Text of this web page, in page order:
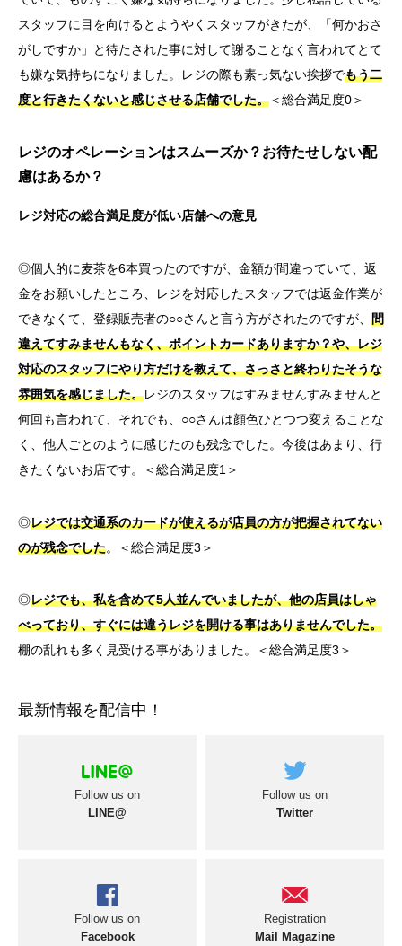
スタッフに目を向けるとようやくスタッフがきたが、「何かおさ
がしですか」と待たされた事に対して謝ることなく言われてとて
も嫌な気持ちになりました。レジの際も素っ気ない挨拶でもう二
度と行きたくないと感じさせる店舗でした。＜総合満足度0＞
レジのオペレーションはスムーズか？お待たせしない配
慮はあるか？
レジ対応の総合満足度が低い店舗への意見
◎個人的に麦茶を6本買ったのですが、金額が間違っていて、返
金をお願いしたところ、レジを対応したスタッフでは返金作業が
できなくて、登録販売者の○○さんと言う方がされたのですが、 間
違えてすみませんもなく、ポイントカードありますか？や、レジ
対応のスタッフにやり方だけを教えて、さっさと終わりたそうな
雰囲気を感じました。レジのスタッフはすみませんすみませんと
何回も言われて、それでも、○○さんは顔色ひとつつ変えることな
く、他人ごとのように感じたのも残念でした。今後はあまり、行
きたくないお店です。＜総合満足度1＞
◎レジでは交通系のカードが使えるが店員の方が把握されてない
のが残念でした。＜総合満足度3＞
◎レジでも、私を含めて5人並んでいましたが、他の店員はしゃ
べっており、すぐには違うレジを開ける事はありませんでした。
棚の乱れも多く見受ける事がありました。＜総合満足度3＞
最新情報を配信中！
Follow us on
LINE@
Follow us on
Twitter
Follow us on
Facebook
Registration
Mail Magazine